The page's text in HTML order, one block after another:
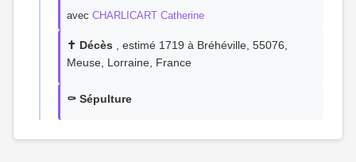
avec CHARLICART Catherine
✝️ Décès , estimé 1719 à Bréhéville, 55076,
Meuse, Lorraine, France
⚰️ Sépulture